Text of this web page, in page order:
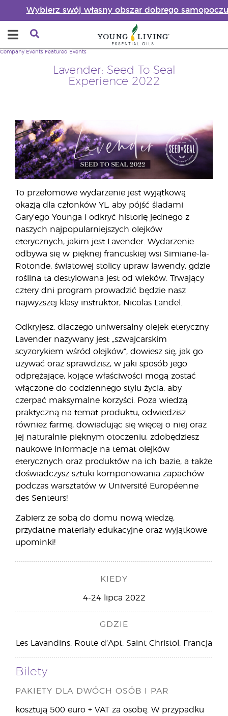
Wybierz swój własny obszar dobrego
Lavender: Seed To Seal
Experience 2022
Company Events Featured Events
To przełomowe wydarzenie jest wyjątkową
okazją dla członków YL, aby pójść śladami
Gary'ego Younga i odkryć historię jednego z
naszych najpopularniejszych olejków
eterycznych, jakim jest Lavender. Wydarzenie
odbywa się w pięknej francuskiej wsi Simiane-la-
Rotonde, światowej stolicy upraw lawendy, gdzie
roślina ta destylowana jest od wieków. Trwający
cztery dni program prowadzić będzie nasz
najwyższej klasy instruktor, Nicolas Landel.
Odkryjesz, dlaczego uniwersalny olejek eteryczny
Lavender nazywany jest „szwajcarskim
scyzorykiem wśród olejków”, dowiesz się, jak go
używać oraz sprawdzisz, w jaki sposób jego
odprężające, kojące właściwości mogą zostać
włączone do codziennego stylu życia, aby
czerpać maksymalne korzyści. Poza wiedzą
praktyczną na temat produktu, odwiedzisz
również farmę, dowiadując się więcej o niej oraz
jej naturalnie pięknym otoczeniu, zdobędziesz
naukowe informacje na temat olejków
eterycznych oraz produktów na ich bazie, a także
doświadczysz sztuki komponowania zapachów
podczas warsztatów w Université Européenne
des Senteurs!
Zabierz ze sobą do domu nową wiedzę,
przydatne materiały edukacyjne oraz wyjątkowe
upominki!
KIEDY
4-24 lipca 2022
GDZIE
Les Lavandins, Route d’Apt, Saint Christol, Francja
Bilety
PAKIETY DLA DWÓCH OSÓB I PAR
kosztują 500 euro + VAT za osobę. W przypadku